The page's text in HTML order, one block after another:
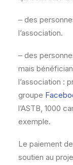
– des
l’association.
– des
mais
l’association :
groupe
l’ASTB, 1000
exemple.
Le paiement
soutien au